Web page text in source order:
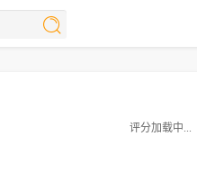
评分加载中...